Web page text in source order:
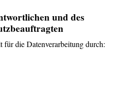
und des
für die Datenverarbeitung durch: